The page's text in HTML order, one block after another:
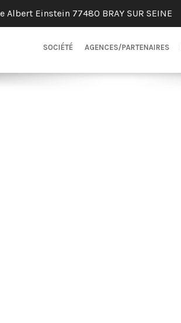
Albert Einstein 77480 BRAY SUR SEINE
SOCIÉTÉ AGENCES/PARTENAIRES